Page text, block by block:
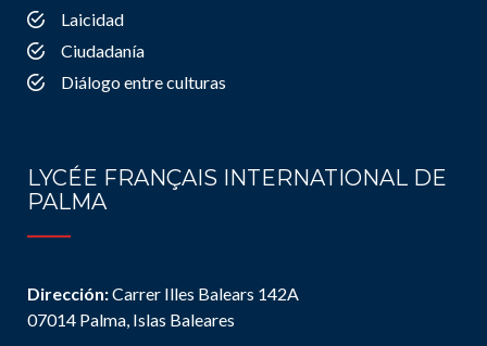
Laicidad
Ciudadanía
Diálogo entre culturas
LYCÉE FRANÇAIS INTERNATIONAL DE
PALMA
Dirección:Carrer Illes Balears 142A
07014 Palma, Islas Baleares